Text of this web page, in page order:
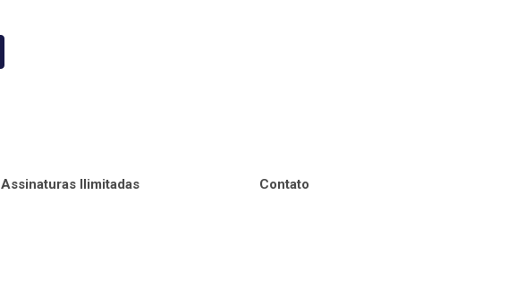
Assinaturas Ilimitadas Contato